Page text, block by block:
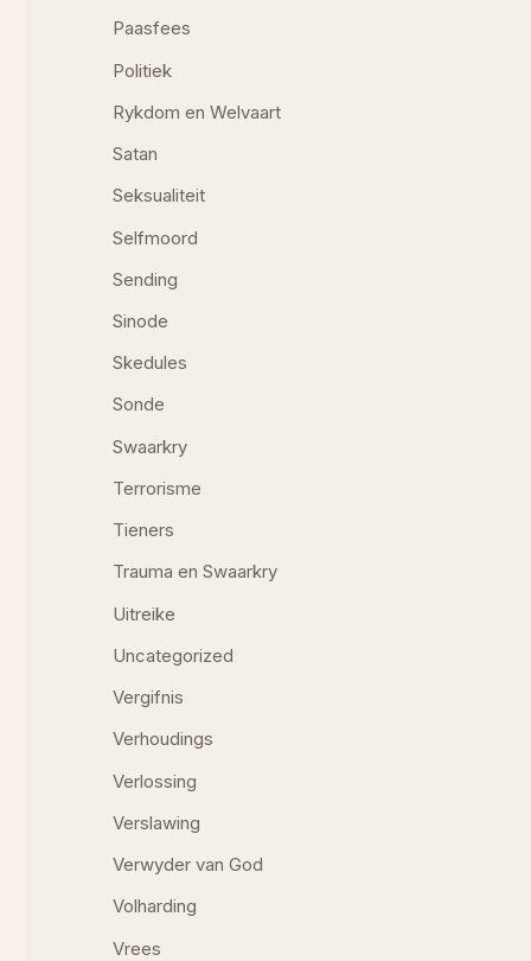
Paasfees
Politiek
Rykdom en Welvaart
Satan
Seksualiteit
Selfmoord
Sending
Sinode
Skedules
Sonde
Swaarkry
Terrorisme
Tieners
Trauma en Swaarkry
Uitreike
Uncategorized
Vergifnis
Verhoudings
Verlossing
Verslawing
Verwyder van God
Volharding
Vrees